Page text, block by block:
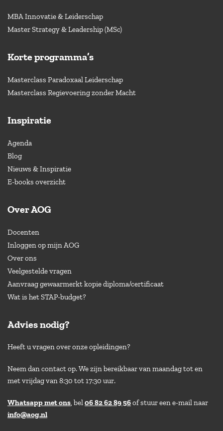
MBA Innovatie & Leiderschap
Master Strategy & Leadership (MSc)
Korte programma’s
Masterclass Paradoxaal Leiderschap
Masterclass Regievoering zonder Macht
Inspiratie
Agenda
Blog
Nieuws & Inspiratie
E-books overzicht
Over AOG
Docenten
Inloggen op mijn AOG
Over ons
Veelgestelde vragen
Aanvraag gewaarmerkt kopie diploma/certificaat
Wat is het STAP-budget?
Advies nodig?
Heeft u vragen over onze opleidingen?
Neem dan contact op. We zijn bereikbaar van maandag tot en
met vrijdag van 8:30 tot 17:30 uur.
Whatsapp met ons, bel06 82 62 89 56of stuur een e-mail naar
info@aog.nl